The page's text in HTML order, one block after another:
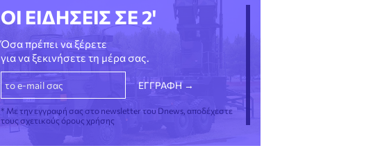
ΟΙ ΕΙΔΗΣΕΙΣ ΣΕ 2'
Όσα πρέπει να ξέρετε
για να ξεκινήσετε τη μέρα σας.
* Με την εγγραφή σας στο newsletter του Dnews, αποδέχεστε
τους σχετικούς όρους χρήσης